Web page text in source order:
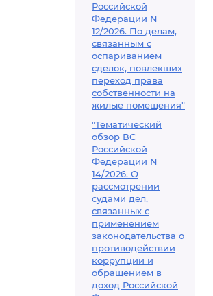
Российской
Федерации N
12/2026. По делам,
связанным с
оспариванием
сделок, повлекших
переход права
собственности на
жилые помещения"
"Тематический
обзор ВС
Российской
Федерации N
14/2026. О
рассмотрении
судами дел,
связанных с
применением
законодательства о
противодействии
коррупции и
обращением в
доход Российской